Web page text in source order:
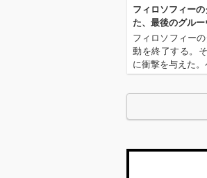
フィロソフィー
た、最後のグルー
フィロソフィー
動を終了する。
に衝撃を与えた
Music～Journey